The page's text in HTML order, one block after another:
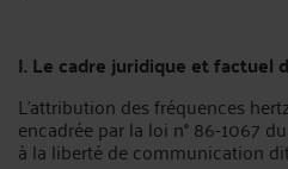
I. Le cadre juridique et factuel
L'attribution des fréquences
encadrée par la loi n° 86-1067
à la liberté de communication